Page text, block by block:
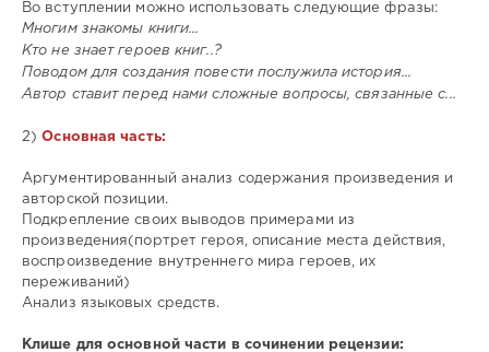
Во вступлении можно использовать следующие фразы:
Многим знакомы книги...
Кто не знает героев книг..?
Поводом для создания повести послужила история...
Автор ставит перед нами сложные вопросы, связанные с...
2)Основная часть:
Аргументированный анализ содержания произведения и
авторской позиции.
Подкрепление своих выводов примерами из
произведения(портрет героя, описание места действия,
воспроизведение внутреннего мира героев, их
переживаний)
Анализ языковых средств.
Клише для основной части в сочинении рецензии: